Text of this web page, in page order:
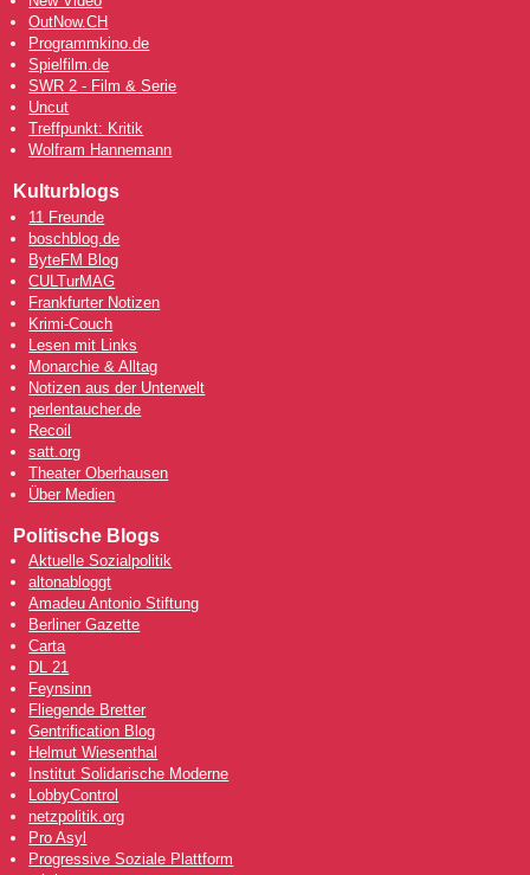
OutNow.CH
Programmkino.de
Spielfilm.de
SWR 2 - Film & Serie
Uncut
Treffpunkt: Kritik
Wolfram Hannemann
Kulturblogs
11 Freunde
boschblog.de
ByteFM Blog
CULTurMAG
Frankfurter Notizen
Krimi-Couch
Lesen mit Links
Monarchie & Alltag
Notizen aus der Unterwelt
perlentaucher.de
Recoil
satt.org
Theater Oberhausen
Über Medien
Politische Blogs
Aktuelle Sozialpolitik
altonabloggt
Amadeu Antonio Stiftung
Berliner Gazette
Carta
DL 21
Feynsinn
Fliegende Bretter
Gentrification Blog
Helmut Wiesenthal
Institut Solidarische Moderne
LobbyControl
netzpolitik.org
Pro Asyl
Progressive Soziale Plattform